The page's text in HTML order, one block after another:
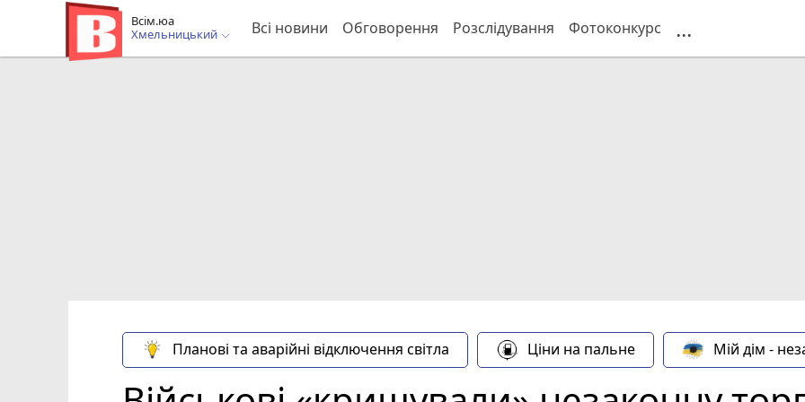
Всім.юа
Хмельницький
Всі новини Обговорення Розслідування Фотоконкурс ...
Планові та аварійні відключення світла Ціни на пальне Мій дім -